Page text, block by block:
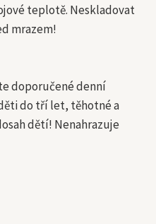
teplotě. Neskladovat
mrazem!
doporučené denní
do tří let, těhotné a
dětí! Nenahrazuje